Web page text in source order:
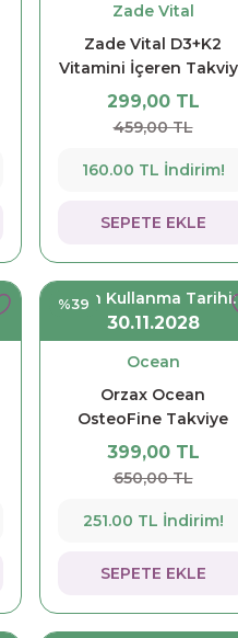
Zade Vital
Zade Vital D3+K2
Vitamini İçeren
Edici Gıda 30 Yumuşak
Kapsül
299,00 TL
459,00 TL
160.00 TL İndirim!
SEPETE EKLE
%39Son Kullanma Tarihi:
30.11.2028
Ocean
Orzax Ocean
OsteoFine Takviye
Edici Gıda 60 Tablet
399,00 TL
650,00 TL
251.00 TL İndirim!
SEPETE EKLE